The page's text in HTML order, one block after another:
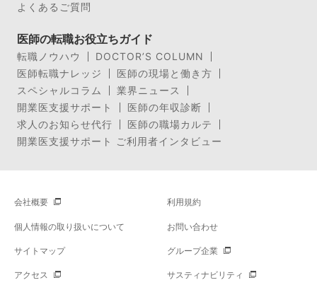
よくあるご質問
医師の転職お役立ちガイド
転職ノウハウ
DOCTOR’S COLUMN
医師転職ナレッジ
医師の現場と働き方
スペシャルコラム
業界ニュース
開業医支援サポート
医師の年収診断
求人のお知らせ代行
医師の職場カルテ
開業医支援サポート ご利用者インタビュー
会社概要 利用規約
個人情報の取り扱いについて お問い合わせ
サイトマップ グループ企業
アクセス サスティナビリティ